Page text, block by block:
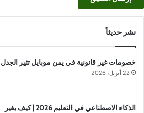
نشر حديثاً
خصومات غير قانونية في يمن موبايل تثير الجدل
22 أبريل، 2026
الذكاء الاصطناعي في التعليم 2026 | كيف يغير